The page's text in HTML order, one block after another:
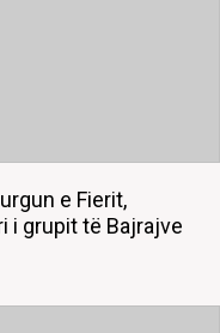
e Fierit,
i grupit të Bajrajve